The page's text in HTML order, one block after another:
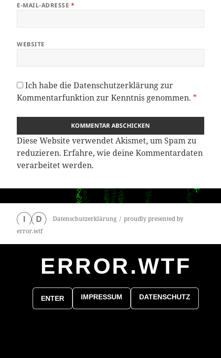
E-MAIL-ADRESSE *
WEBSITE
Ich habe dieDatenschutzerklärungzur
Kommentarfunktion zur Kenntnis genommen. *
Diese Website verwendet Akismet, um Spam zu
reduzieren.Erfahre, wie deine Kommentardaten
verarbeitet werden.
D Datenschutzerklärung
proudly presented by
error.wtf
ERROR.WTF
ENTER IMPRESSUM DATENSCHUTZ